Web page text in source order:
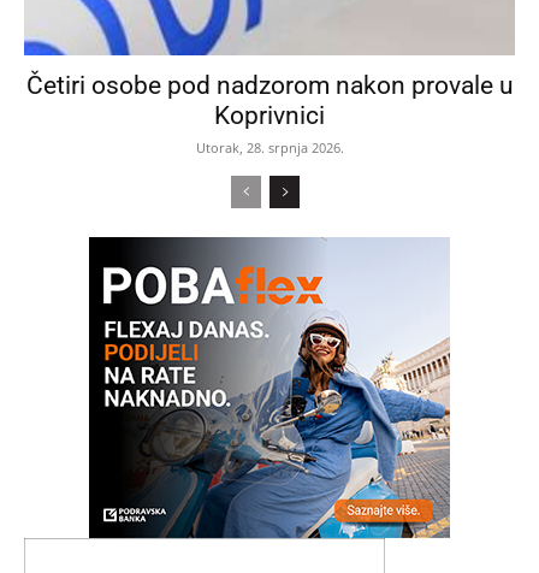
Četiri osobe pod nadzorom nakon provale u
Koprivnici
Utorak, 28. srpnja 2026.